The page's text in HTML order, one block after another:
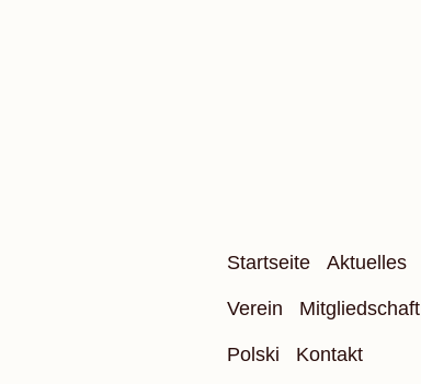
Startseite Aktuelles
Verein Mitgliedschaft
Polski Kontakt